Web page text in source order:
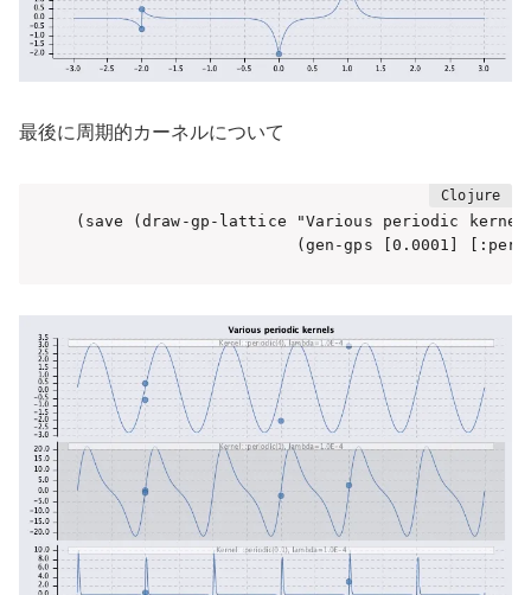
最後に周期的カーネルについて
(save (draw-gp-lattice "Various periodic
(gen-gps [0.0001]